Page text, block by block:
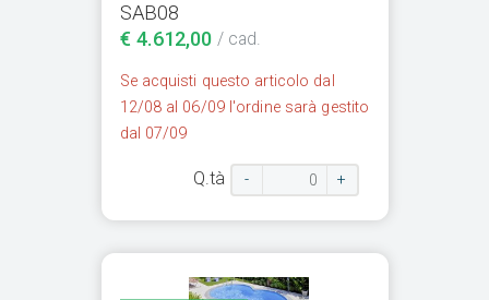
SAB08
€ 4.612,00 / cad.
Se acquisti questo articolo dal
12/08 al 06/09 l'ordine sarà gestito
dal 07/09
Q.tà - +